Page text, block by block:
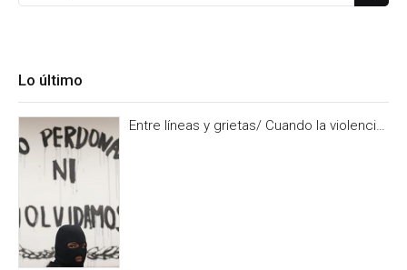
Lo último
Entre líneas y grietas/ Cuando la violencia